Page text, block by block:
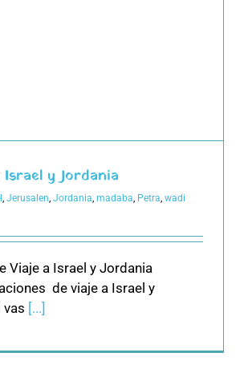
y Jordania
, Jerusalen, Jordania, madaba, Petra, wadi
Viaje a Israel y Jordania
de viaje a Israel y
vas [...]